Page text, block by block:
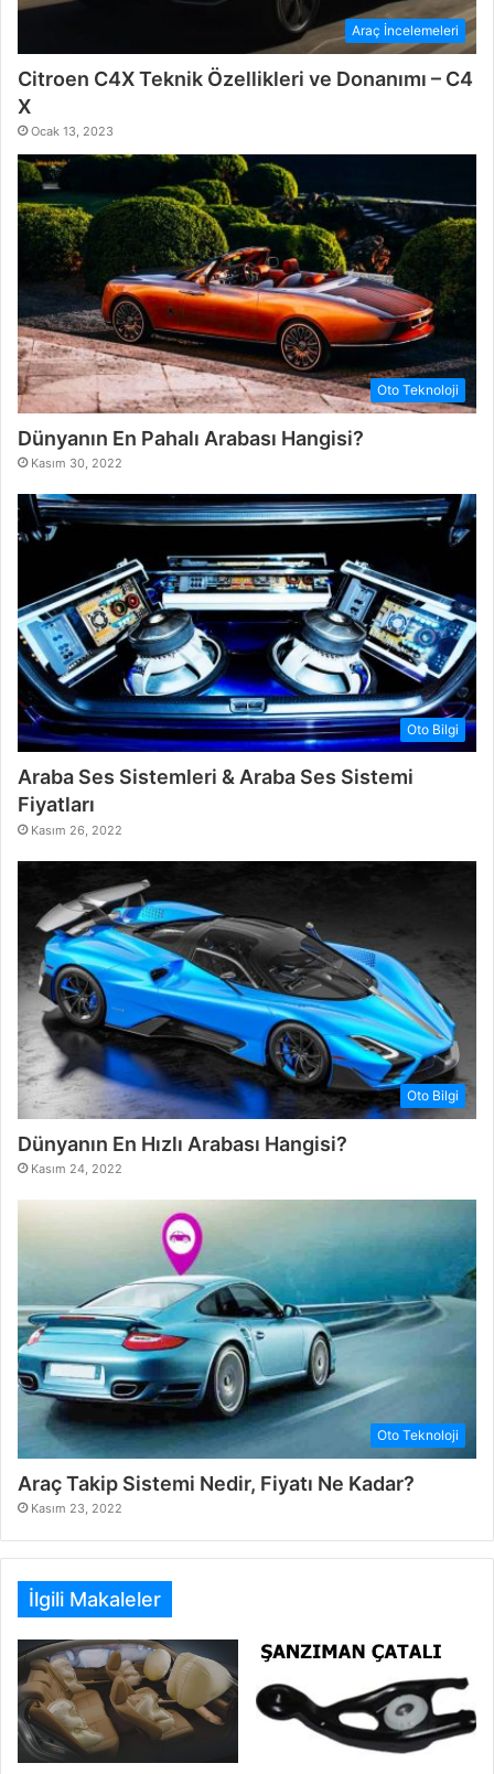
Araç İncelemeleri
Citroen C4X Teknik Özellikleri ve Donanımı – C4
X
Ocak 13, 2023
Oto Teknoloji
Dünyanın En Pahalı Arabası Hangisi?
Kasım 30, 2022
Oto Bilgi
Araba Ses Sistemleri & Araba Ses Sistemi
Fiyatları
Kasım 26, 2022
Oto Bilgi
Dünyanın En Hızlı Arabası Hangisi?
Kasım 24, 2022
Oto Teknoloji
Araç Takip Sistemi Nedir, Fiyatı Ne Kadar?
Kasım 23, 2022
İlgili Makaleler